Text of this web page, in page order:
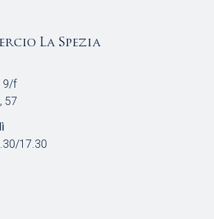
La Spezia
f
57
17.30